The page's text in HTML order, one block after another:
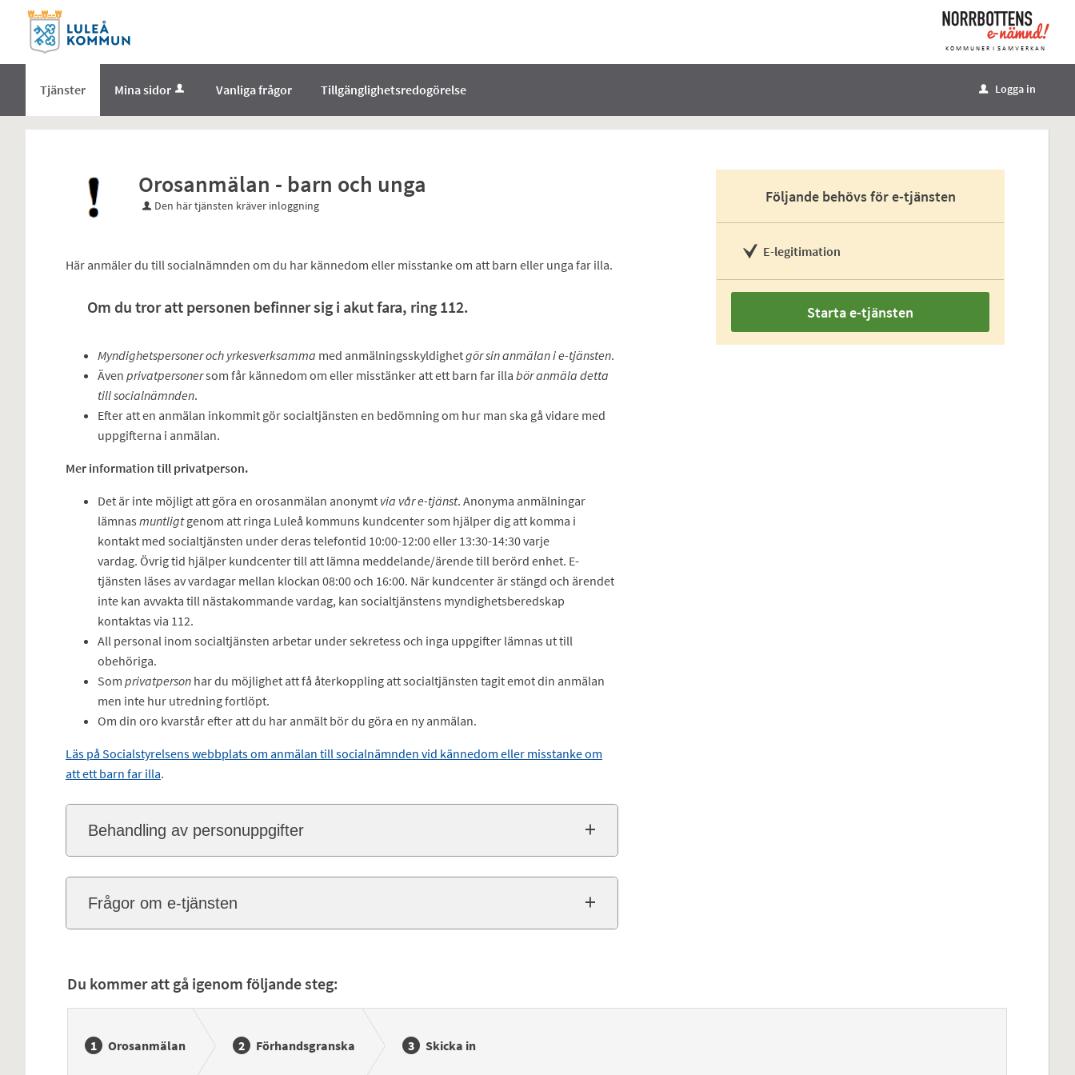
Välkommen
Norrbottens
Tjänster Mina sidor Vanliga frågor Tillgänglighetsredogörelse u Logga in
Orosanmälan - barn och unga
Den här tjänsten kräver inloggning
Här anmäler du till socialnämnden om du har kännedom eller misstanke om att barn eller unga far illa.
Om du tror att personen befinner sig i akut fara, ring 112.
Myndighetspersoner och yrkesverksamma med anmälningsskyldighetgör sin anmälan i e-tjänsten.
Även privatpersonersom får kännedom om eller misstänker att ett barn far illa bör anmäla detta
till socialnämnden.
Efter att en anmälan inkommit gör socialtjänsten en bedömning om hur man ska gå vidare med
uppgifterna i anmälan.
Mer information till privatperson.
Det är inte möjligt att göra en orosanmälan anonymt via vår e-tjänst. Anonyma anmälningar
lämnas muntligtgenom att ringa Luleå kommuns kundcenter som hjälper dig att komma i
kontakt med socialtjänsten under deras telefontid 10:00-12:00 eller 13:30-14:30 varje
vardag. Övrig tid hjälper kundcenter till att lämna meddelande/ärende till berörd enhet. E-
tjänsten läses av vardagar mellan klockan 08:00 och 16:00. När kundcenter är stängd och ärendet
inte kan avvakta till nästakommande vardag, kan socialtjänstens myndighetsberedskap
kontaktas via 112.
All personal inom socialtjänsten arbetar under sekretess och inga uppgifter lämnas ut till
obehöriga.
Som privatperson har du möjlighet att få återkoppling att socialtjänsten tagit emot din anmälan
men inte hur utredning fortlöpt.
Om din oro kvarstår efter att du har anmält bör du göra en ny anmälan.
Läs på Socialstyrelsens webbplats om anmälan till socialnämnden vid kännedom eller misstanke om
att ett barn far illa.
Behandling av personuppgifter
Frågor om e-tjänsten
Följande behövs för e-tjänsten
E-legitimation
Starta e-tjänsten
Du kommer att gå igenom följande steg:
Orosanmälan Förhandsgranska Skicka in